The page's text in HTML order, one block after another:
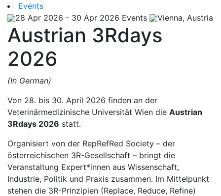
Events
28 Apr 2026 - 30 Apr 2026 Events Vienna, Austria
Austrian 3Rdays
2026
(In German)
Von 28. bis 30. April 2026 finden an der
Veterinärmedizinische Universität Wien die Austrian
3Rdays 2026 statt.
Organisiert von der RepRefRed Society – der
österreichischen 3R-Gesellschaft – bringt die
Veranstaltung Expert*innen aus Wissenschaft,
Industrie, Politik und Praxis zusammen. Im Mittelpunkt
stehen die 3R-Prinzipien (Replace, Reduce, Refine)